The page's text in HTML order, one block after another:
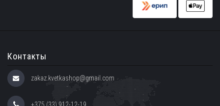
Контакты
zakaz.kvetkashop@gmail.com
+375 (33) 912-12-19